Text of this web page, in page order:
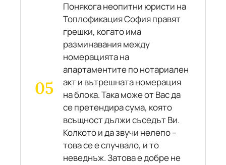
Понякога неопитни юристи на
Топлофикация София правят
грешки, когато има
разминавания между
номерацията на
апартаментите по нотариален
акт и вътрешната номерация
на блока. Така може от Вас да
се претендира сума, която
всъщност дължи съседът Ви.
Колкото и да звучи нелепо –
това се е случвало, и то
неведнъж. Затова е добре не